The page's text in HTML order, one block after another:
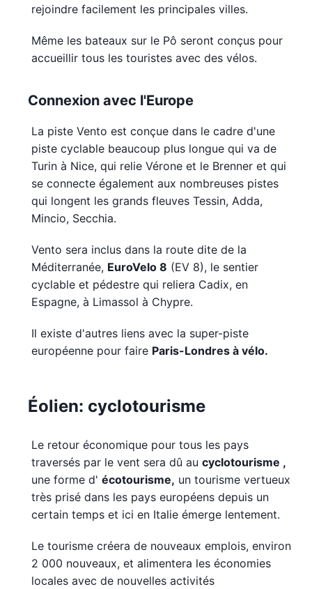
rejoindre facilement les principales villes.
Même les bateaux sur le Pô seront conçus pour
accueillir tous les touristes avec des vélos.
Connexion avec l'Europe
La piste Vento est conçue dans le cadre d'une
piste cyclable beaucoup plus longue qui va de
Turin à Nice, qui relie Vérone et le Brenner et qui
se connecte également aux nombreuses pistes
qui longent les grands fleuves Tessin, Adda,
Mincio, Secchia.
Vento sera inclus dans la route dite de la
Méditerranée, EuroVelo 8 (EV 8), le sentier
cyclable et pédestre qui reliera Cadix, en
Espagne, à Limassol à Chypre.
Il existe d'autres liens avec la super-piste
européenne pour faire Paris-Londres à vélo.
Éolien: cyclotourisme
Le retour économique pour tous les pays
traversés par le vent sera dû au cyclotourisme ,
une forme d' écotourisme, un tourisme vertueux
très prisé dans les pays européens depuis un
certain temps et ici en Italie émerge lentement.
Le tourisme créera de nouveaux emplois, environ
2 000 nouveaux, et alimentera les économies
locales avec de nouvelles activités